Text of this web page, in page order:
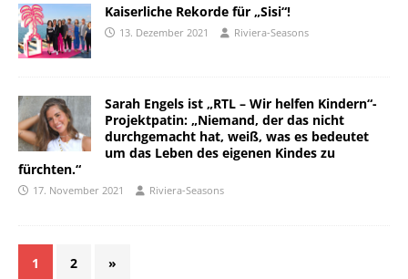
Kaiserliche Rekorde für „Sisi“!
13. Dezember 2021 Riviera-Seasons
Sarah Engels ist „RTL – Wir helfen Kindern“-
Projektpatin: „Niemand, der das nicht
durchgemacht hat, weiß, was es bedeutet
um das Leben des eigenen Kindes zu
fürchten.“
17. November 2021 Riviera-Seasons
1 2 »